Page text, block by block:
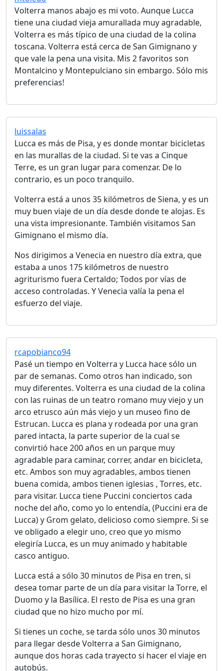
Volterra manos abajo es mi voto. Aunque Lucca
tiene una ciudad vieja amurallada muy agradable,
Volterra es más típico de una ciudad de la colina
toscana. Volterra está cerca de San Gimignano y
que vale la pena una visita. Mis 2 favoritos son
Montalcino y Montepulciano sin embargo. Sólo mis
preferencias!
luissalas
Lucca es más de Pisa, y es donde montar bicicletas
en las murallas de la ciudad. Si te vas a Cinque
Terre, es un gran lugar para comenzar. De lo
contrario, es un poco tranquilo.
Volterra está a unos 35 kilómetros de Siena, y es un
muy buen viaje de un día desde donde te alojas. Es
una vista impresionante. También visitamos San
Gimignano el mismo día.
Nos dirigimos a Venecia en nuestro día extra, que
estaba a unos 175 kilómetros de nuestro
agriturismo fuera Certaldo; Todos por vías de
acceso controladas. Y Venecia valía la pena el
esfuerzo del viaje.
rcapobianco94
Pasé un tiempo en Volterra y Lucca hace sólo un
par de semanas. Como otros han indicado, son
muy diferentes. Volterra es una ciudad de la colina
con las ruinas de un teatro romano muy viejo y un
arco etrusco aún más viejo y un museo fino de
Estrucan. Lucca es plana y rodeada por una gran
pared intacta, la parte superior de la cual se
convirtió hace 200 años en un parque muy
agradable para caminar, correr, andar en bicicleta,
etc. Ambos son muy agradables, ambos tienen
buena comida, ambos tienen iglesias , Torres, etc.
para visitar. Lucca tiene Puccini conciertos cada
noche del año, como yo lo entendía, (Puccini era de
Lucca) y Grom gelato, delicioso como siempre. Si se
ve obligado a elegir uno, creo que yo mismo
elegiría Lucca, es un muy animado y habitable
casco antiguo.
Lucca está a sólo 30 minutos de Pisa en tren, si
desea tomar parte de un día para visitar la Torre, el
Duomo y la Basílica. El resto de Pisa es una gran
ciudad que no hizo mucho por mí.
Si tienes un coche, se tarda sólo unos 30 minutos
para llegar desde Volterra a San Gimignano,
aunque dos horas cada trayecto si hacer el viaje en
autobús.